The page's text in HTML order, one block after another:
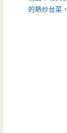
的熱炒台菜